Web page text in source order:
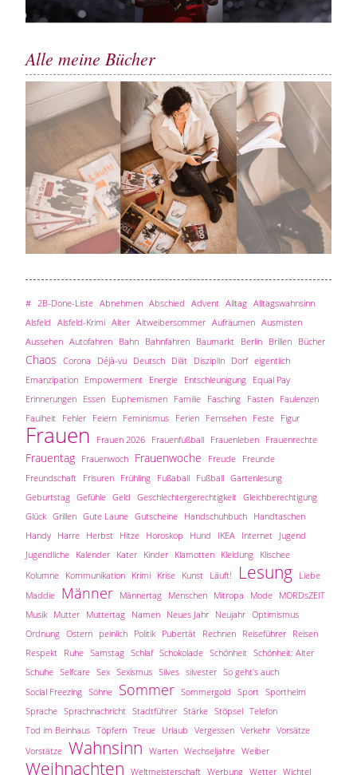
Alle meine Bücher
# 2B-Done-Liste Abnehmen Abschied Advent Alltag Alltagswahnsinn
Alsfeld Alsfeld-Krimi Alter Altweibersommer Aufräumen Ausmisten
Aussehen Autofahren Bahn Bahnfahren Baumarkt Berlin Brillen Bücher
Chaos Corona Déjà-vu Deutsch Diät Disziplin Dorf eigentlich
Emanzipation Empowerment Energie Entschleunigung Equal Pay
Erinnerungen Essen Euphemismen Familie Fasching Fasten Faulenzen
Faulheit Fehler Feiern Feminismus Ferien Fernsehen Feste Figur
Frauen Frauen 2026 Frauenfußball Frauenleben Frauenrechte
Frauentag Frauenwoch Frauenwoche Freude Freunde
Freundschaft Frisuren Frühling Fußaball Fußball Gartenlesung
Geburtstag Gefühle Geld Geschlechtergerechtigkeit Gleichberechtigung
Glück Grillen Gute Laune Gutscheine Handschuhbuch Handtaschen
Handy Harre Herbst Hitze Horoskop Hund IKEA Internet Jugend
Jugendliche Kalender Kater Kinder Klamotten Kleidung Klischee
Kolumne Kommunikation Krimi Krise Kunst Läuft! Lesung Liebe
Maddie Männer Männertag Menschen Mitropa Mode MORDsZEIT
Musik Mutter Muttertag Namen Neues Jahr Neujahr Optimismus
Ordnung Ostern peinlich Politik Pubertät Rechnen Reiseführer Reisen
Respekt Ruhe Samstag Schlaf Schokolade Schönheit Schönheit; Alter
Schuhe Selfcare Sex Sexismus Silves silvester So geht's auch
Social Freezing Söhne Sommer Sommergold Sport Sportheim
Sprache Sprachnachricht Stadtführer Stärke Stöpsel Telefon
Tod im Beinhaus Töpfern Treue Urlaub Vergessen Verkehr Vorsätze
Vorstätze Wahnsinn Warten Wechseljahre Weiber
Weihnachten Weltmeisterschaft Werbung Wetter Wichtel